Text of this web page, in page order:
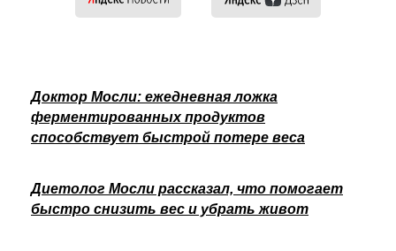
Доктор Мосли: ежедневная ложка
ферментированных продуктов
способствует быстрой потере веса
Диетолог Мосли рассказал, что помогает
быстро снизить вес и убрать живот